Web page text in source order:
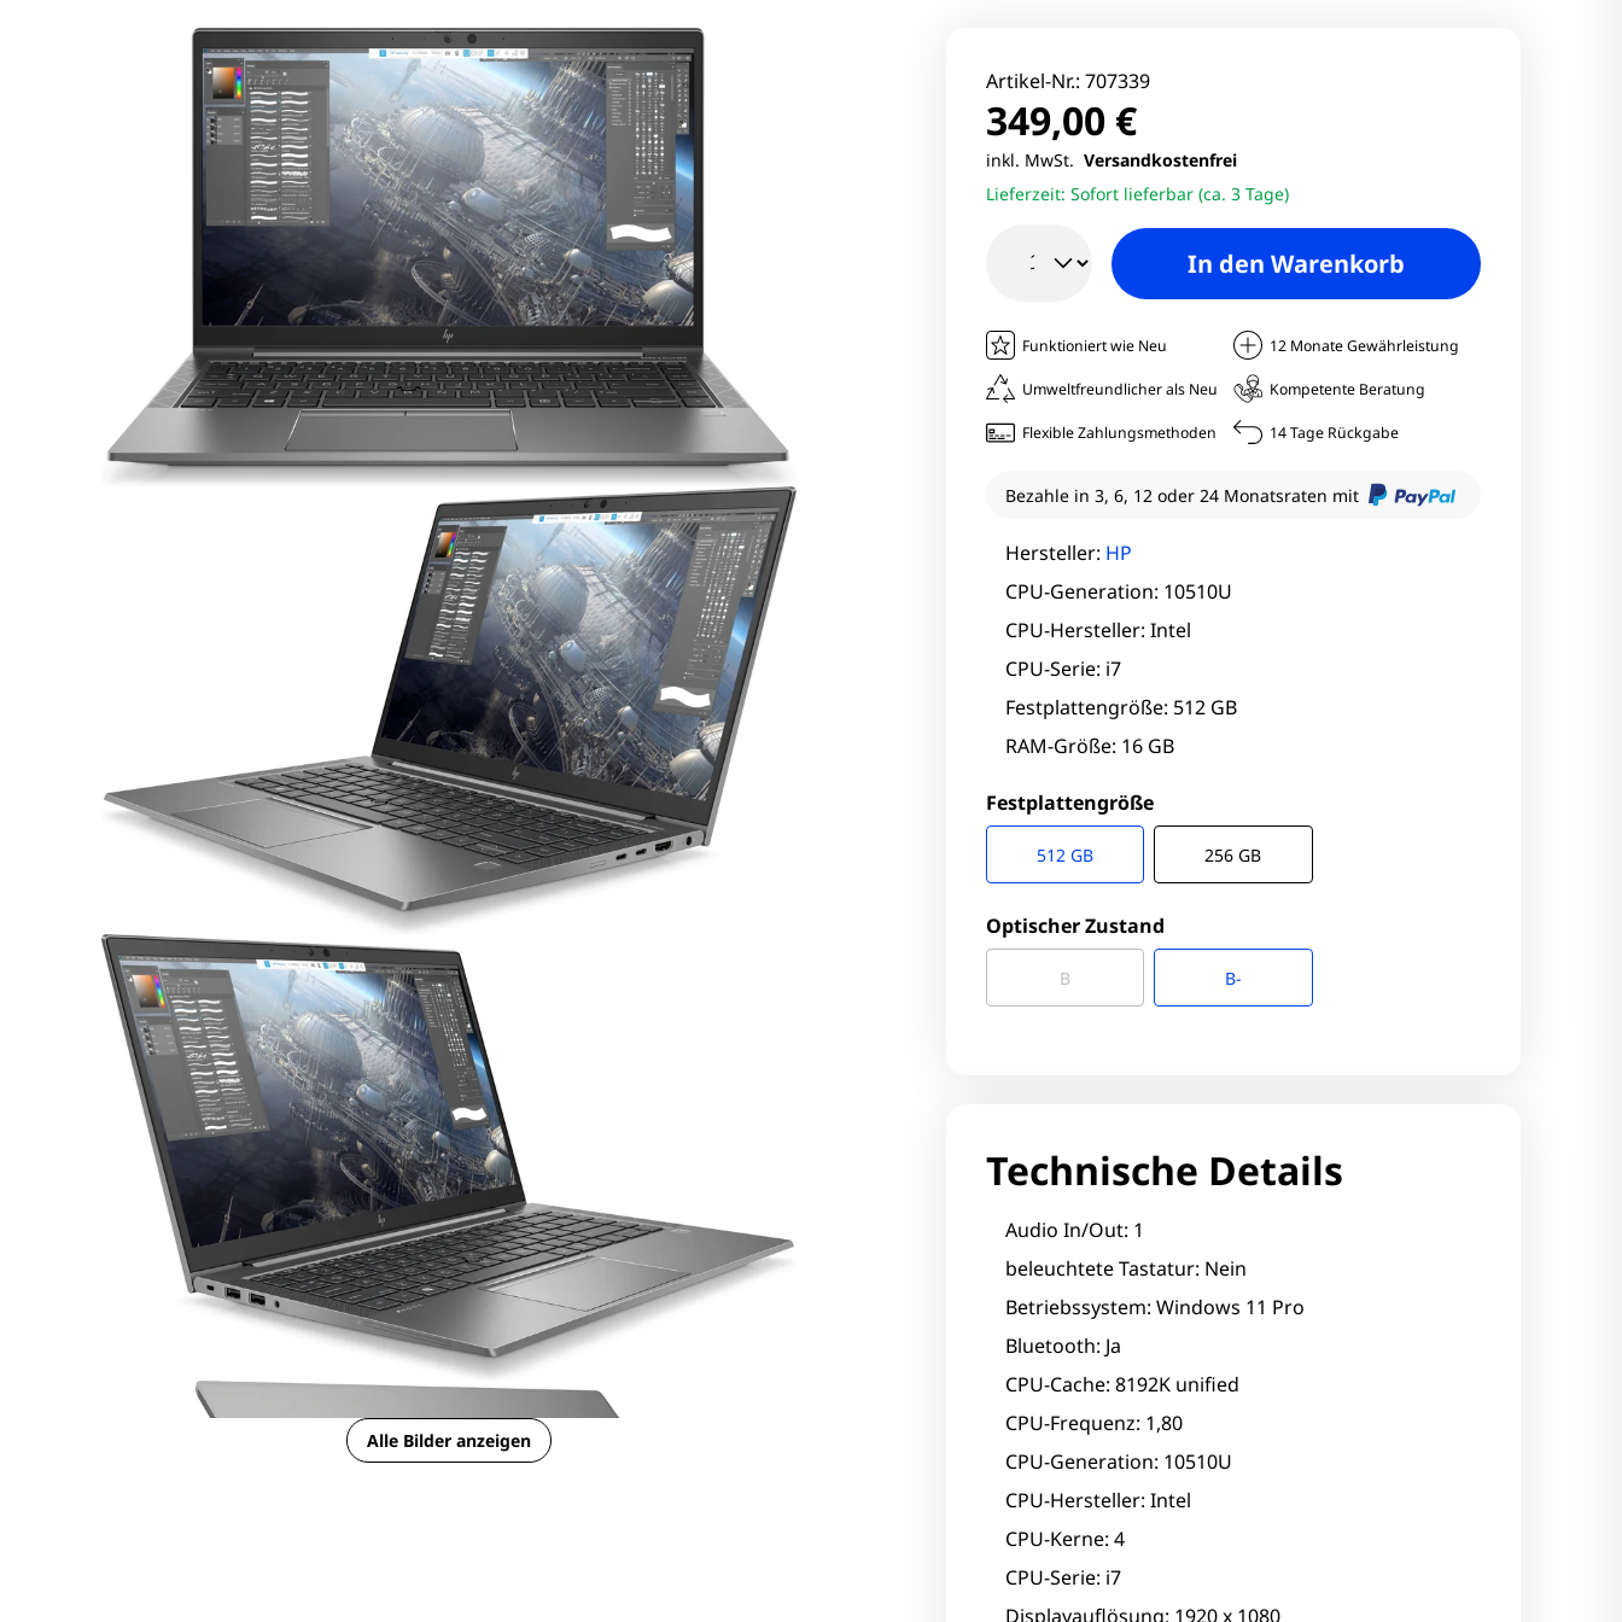
& 2-in-1 Laptops
Fujitsu Laptops
Microsoft Surface
Dell PCs
Fujitsu PCs
HP PCs
Lenovo PCs
Xiaomi Smartphones Viewsonic Monitore
27 Zoll Monitore
Samsung Monitore
Alle Bilder anzeigen
Artikel-Nr.: 707339
349,00 €
inkl. MwSt. Versandkostenfrei
Lieferzeit: Sofort lieferbar (ca. 3 Tage)
In den Warenkorb
Funktioniert wie Neu 12 Monate Gewährleistung
Umweltfreundlicher als Neu Kompetente Beratung
Flexible Zahlungsmethoden 14 Tage Rückgabe
Bezahle in 3, 6, 12 oder 24 Monatsraten mit
Hersteller: HP
CPU-Generation: 10510U
CPU-Hersteller: Intel
CPU-Serie: i7
Festplattengröße: 512 GB
RAM-Größe: 16 GB
Festplattengröße
512 GB 256 GB
Optischer Zustand
B B-
Technische Details
Audio In/Out: 1
beleuchtete Tastatur: Nein
Betriebssystem: Windows 11 Pro
Bluetooth: Ja
CPU-Cache: 8192K unified
CPU-Frequenz: 1,80
CPU-Generation: 10510U
CPU-Hersteller: Intel
CPU-Kerne: 4
CPU-Serie: i7
Displayauflösung: 1920 x 1080